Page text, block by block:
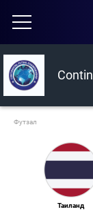
Футзал
Таиланд